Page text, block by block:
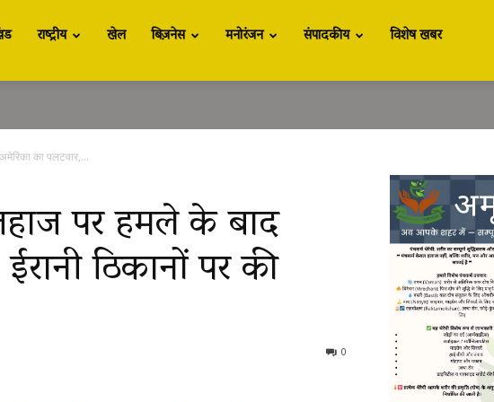
राष्ट्रीय खेल बिज़नेस मनोरंजन संपादकीय विशेष खबर
का पलटवार,...
पर हमले के बाद
ठिकानों पर की
0